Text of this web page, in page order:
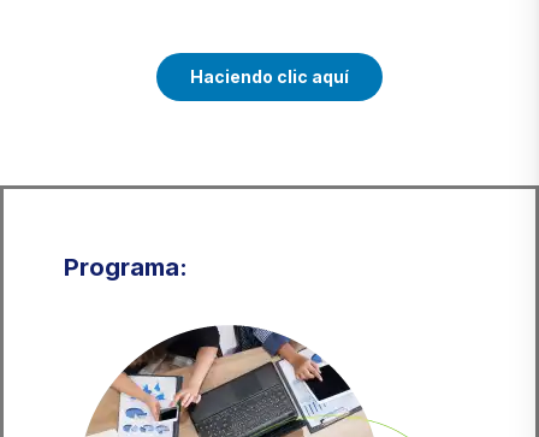
Haciendo clic aquí
Programa: